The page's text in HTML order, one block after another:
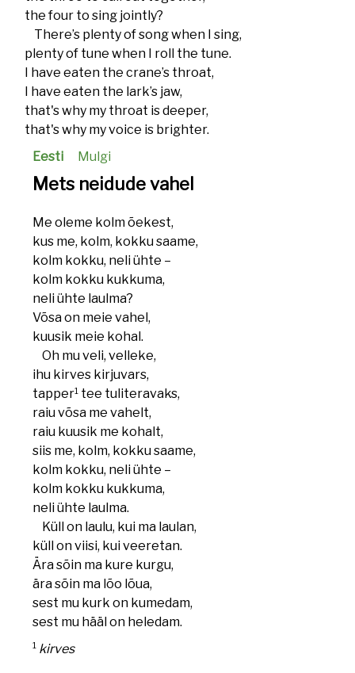
the four to sing jointly?
There’s plenty of song when I sing,
plenty of tune when I roll the tune.
I have eaten the crane’s throat,
I have eaten the lark’s jaw,
that's why my throat is deeper,
that's why my voice is brighter.
Eesti
Mulgi
Mets neidude vahel
Me oleme kolm õekest,
kus me, kolm, kokku saame,
kolm kokku, neli ühte –
kolm kokku kukkuma,
neli ühte laulma?
Võsa on meie vahel,
kuusik meie kohal.
Oh mu veli, velleke,
ihu kirves kirjuvars,
tapper1 tee tuliteravaks,
raiu võsa me vahelt,
raiu kuusik me kohalt,
siis me, kolm, kokku saame,
kolm kokku, neli ühte –
kolm kokku kukkuma,
neli ühte laulma.
Küll on laulu, kui ma laulan,
küll on viisi, kui veeretan.
Ära sõin ma kure kurgu,
ära sõin ma lõo lõua,
sest mu kurk on kumedam,
sest mu hääl on heledam.
1 kirves